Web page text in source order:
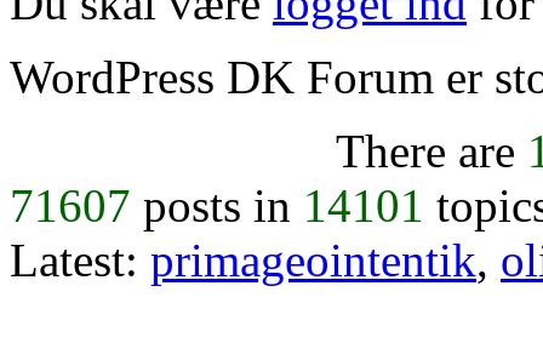
WordPress DK Forum er
There are
71607 posts in 14101
Latest: primageointentik,